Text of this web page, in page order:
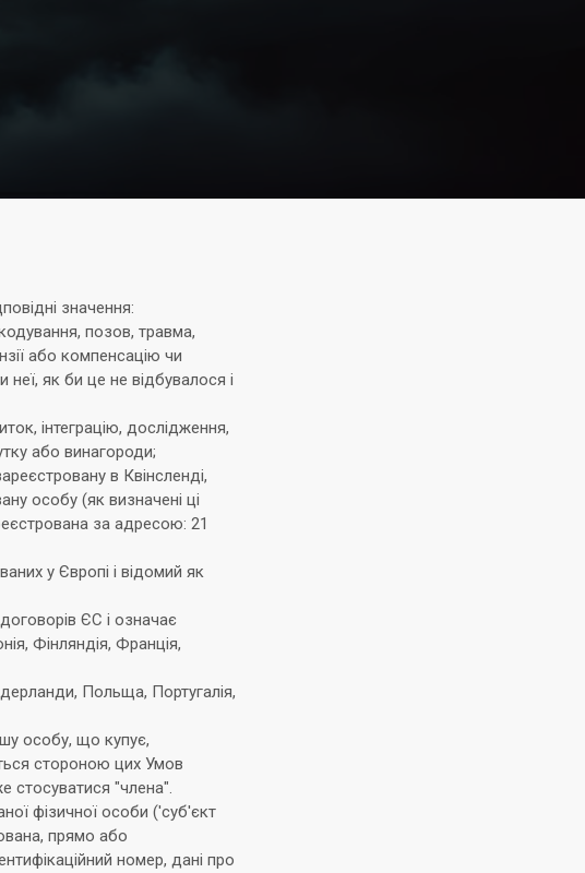
значення:
позов, травма,
або компенсацію чи
як би це не відбувалося і
інтеграцію, дослідження,
або винагороди;
в Квінсленді,
особу (як визначені ці
за адресою: 21
у Європі і відомий як
ЄС і означає
Фінляндія, Франція,
Польща, Португалія,
особу, що купує,
стороною цих Умов
стосуватися "члена".
фізичної особи ('суб'єкт
прямо або
номер, дані про